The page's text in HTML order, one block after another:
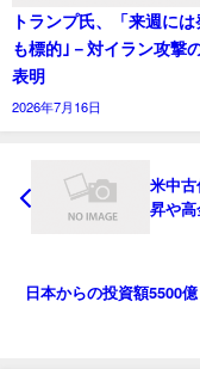
トランプ氏、「来週に
も標的｣－対イラン攻撃
表明
2026年7月16日
米中
昇や
日本からの投資額5500